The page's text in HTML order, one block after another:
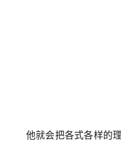
他就会把各式各样的